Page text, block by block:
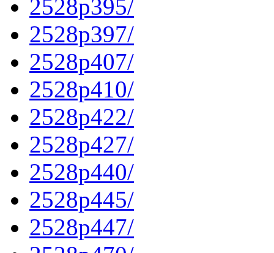
2528p395/
2528p397/
2528p407/
2528p410/
2528p422/
2528p427/
2528p440/
2528p445/
2528p447/